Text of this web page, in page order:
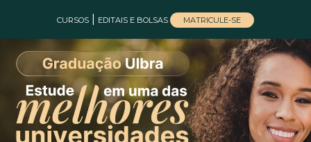
CURSOS EDITAIS E BOLSAS MATRICULE-SE